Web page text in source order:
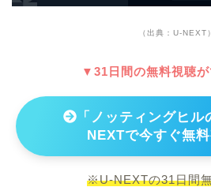
（出典：U-NEXT）
▼31日間の無料視聴
「ノッティングヒル
NEXTで今すぐ無
※U-NEXTの31日間